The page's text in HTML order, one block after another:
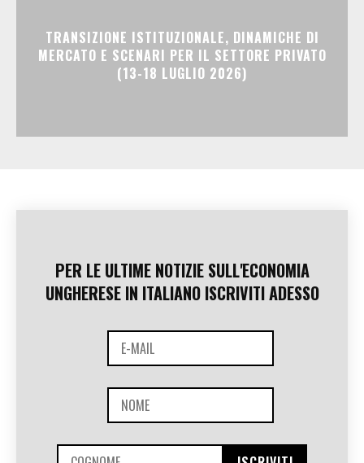
TRANSIZIONE ISTITUZIONALE, DINAMICHE DI
MERCATO E SCENARI PER IL SETTORE PRIVATO
(13-18 LUGLIO 2026)
PER LE ULTIME NOTIZIE SULL'ECONOMIA
UNGHERESE IN ITALIANO ISCRIVITI ADESSO